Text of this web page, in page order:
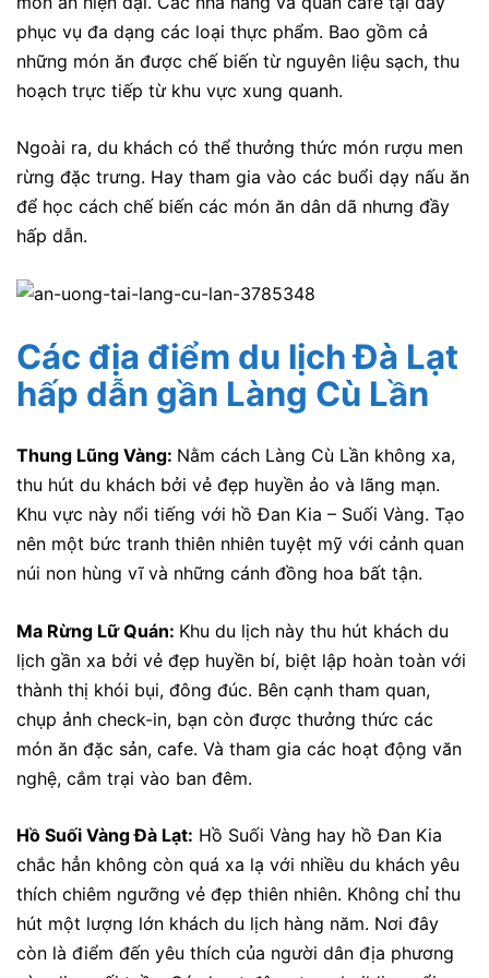
phục vụ đa dạng các loại thực phẩm. Bao gồm cả
những món ăn được chế biến từ nguyên liệu sạch, thu
hoạch trực tiếp từ khu vực xung quanh.
Ngoài ra, du khách có thể thưởng thức món rượu men
rừng đặc trưng. Hay tham gia vào các buổi dạy nấu ăn
để học cách chế biến các món ăn dân dã nhưng đầy
hấp dẫn.
Các địa điểm du lịch Đà Lạt
hấp dẫn gần Làng Cù Lần
Thung Lũng Vàng: Nằm cách Làng Cù Lần không xa,
thu hút du khách bởi vẻ đẹp huyền ảo và lãng mạn.
Khu vực này nổi tiếng với hồ Đan Kia – Suối Vàng. Tạo
nên một bức tranh thiên nhiên tuyệt mỹ với cảnh quan
núi non hùng vĩ và những cánh đồng hoa bất tận.
Ma Rừng Lữ Quán: Khu du lịch này thu hút khách du
lịch gần xa bởi vẻ đẹp huyền bí, biệt lập hoàn toàn với
thành thị khói bụi, đông đúc. Bên cạnh tham quan,
chụp ảnh check-in, bạn còn được thưởng thức các
món ăn đặc sản, cafe. Và tham gia các hoạt động văn
nghệ, cắm trại vào ban đêm.
Hồ Suối Vàng Đà Lạt: Hồ Suối Vàng hay hồ Đan Kia
chắc hẳn không còn quá xa lạ với nhiều du khách yêu
thích chiêm ngưỡng vẻ đẹp thiên nhiên. Không chỉ thu
hút một lượng lớn khách du lịch hàng năm. Nơi đây
còn là điểm đến yêu thích của người dân địa phương